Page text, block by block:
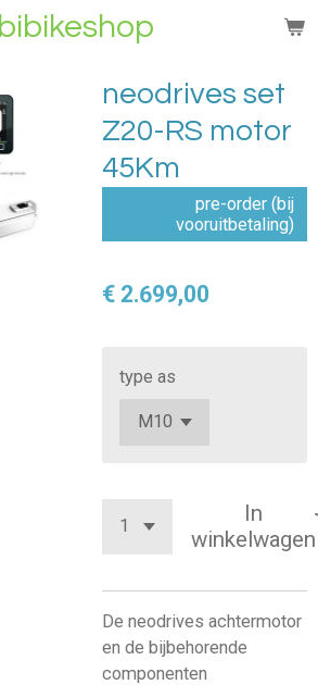
bibikeshop
neodrives set
Z20-RS motor
45Km
pre-order (bij
vooruitbetaling)
€ 2.699,00
type as
In
winkelwagen
De neodrives achtermotor
en de bijbehorende
componenten